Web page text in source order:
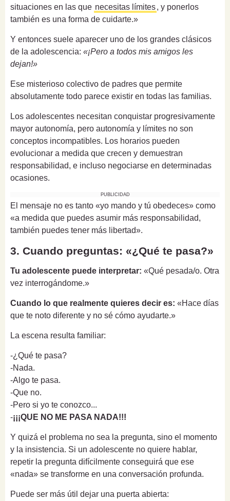
situaciones en las que necesitas límites, y ponerlos
también es una forma de cuidarte.»
Y entonces suele aparecer uno de los grandes clásicos
de la adolescencia: «¡Pero a todos mis amigos les
dejan!»
Ese misterioso colectivo de padres que permite
absolutamente todo parece existir en todas las familias.
Los adolescentes necesitan conquistar progresivamente
mayor autonomía, pero autonomía y límites no son
conceptos incompatibles. Los horarios pueden
evolucionar a medida que crecen y demuestran
responsabilidad, e incluso negociarse en determinadas
ocasiones.
PUBLICIDAD
El mensaje no es tanto «yo mando y tú obedeces» como
«a medida que puedes asumir más responsabilidad,
también puedes tener más libertad».
3. Cuando preguntas: «¿Qué te pasa?»
Tu adolescente puede interpretar: «Qué pesada/o. Otra
vez interrogándome.»
Cuando lo que realmente quieres decir es: «Hace días
que te noto diferente y no sé cómo ayudarte.»
La escena resulta familiar:
-¿Qué te pasa?
-Nada.
-Algo te pasa.
-Que no.
-Pero si yo te conozco...
-¡¡¡QUE NO ME PASA NADA!!!
Y quizá el problema no sea la pregunta, sino el momento
y la insistencia. Si un adolescente no quiere hablar,
repetir la pregunta difícilmente conseguirá que ese
«nada» se transforme en una conversación profunda.
Puede ser más útil dejar una puerta abierta: